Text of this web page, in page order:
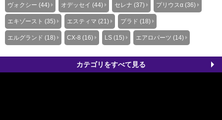
ヴォクシー (44) オデッセイ (44) セレナ (37) プリウスα (36)
エキゾースト (35) エスティマ (21) プラド (18)
エルグランド (18) CX-8 (16) LS (15) エアロパーツ (14)
カテゴリをすべて見る